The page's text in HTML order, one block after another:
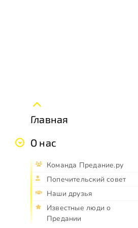
Главная
О нас
Команда Предание.ру
Попечительский совет
Наши друзья
Известные люди о
Предании